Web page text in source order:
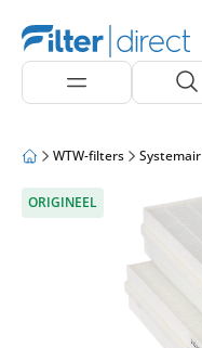
WTW-filters Systemair
ORIGINEEL